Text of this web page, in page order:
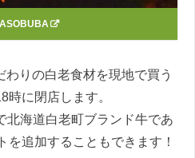
ASOBUBA
りの白老食材を現地で買う
時に閉店します。
北海道白老町ブランド牛であ
を追加することもできます！